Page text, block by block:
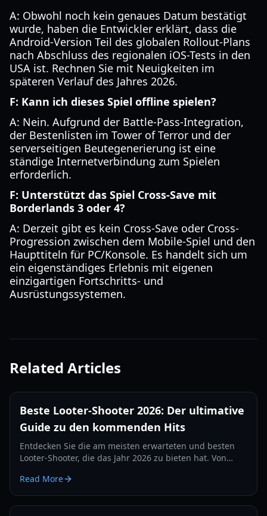
A: Obwohl noch kein genaues Datum bestätigt
wurde, haben die Entwickler erklärt, dass die
Android-Version Teil des globalen Rollout-Plans
nach Abschluss des regionalen iOS-Tests in den
USA ist. Rechnen Sie mit Neuigkeiten im
späteren Verlauf des Jahres 2026.
F: Kann ich dieses Spiel offline spielen?
A: Nein. Aufgrund der Battle-Pass-Integration,
der Bestenlisten im Tower of Terror und der
serverseitigen Beutegenerierung ist eine
ständige Internetverbindung zum Spielen
erforderlich.
F: Unterstützt das Spiel Cross-Save mit
Borderlands 3 oder 4?
A: Derzeit gibt es kein Cross-Save oder Cross-
Progression zwischen dem Mobile-Spiel und den
Haupttiteln für PC/Konsole. Es handelt sich um
ein eigenständiges Erlebnis mit eigenen
einzigartigen Fortschritts- und
Ausrüstungssystemen.
Related Articles
Beste Looter-Shooter 2026: Der ultimative
Guide zu den kommenden Hits
Entdecken Sie die am meisten erwarteten und besten
Looter-Shooter, die das Jahr 2026 zu bieten hat. Von
entdecken Sie die nächste Generation des
ausrüstungsbasierten Kampfes.
Read More